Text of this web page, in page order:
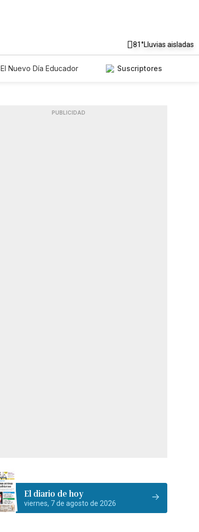
81°Lluvias aisladas
El Nuevo Día Educador
Suscriptores
PUBLICIDAD
El diario de hoy
viernes, 7 de agosto de 2026